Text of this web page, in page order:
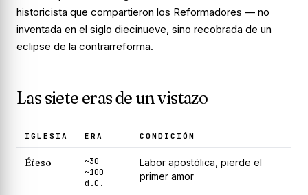
historicista que compartieron los Reformadores — no
inventada en el siglo diecinueve, sino recobrada de un
eclipse de la contrarreforma.
Las siete eras de un vistazo
IGLESIA ERA CONDICIÓN
Éfeso
~30 –
~100
d.C.
Labor apostólica, pierde el
primer amor